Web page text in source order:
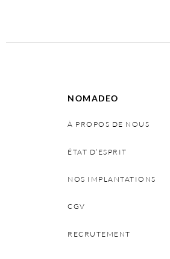
NOMADEO
À PROPOS DE NOUS
ÉTAT D’ESPRIT
NOS IMPLANTATIONS
CGV
RECRUTEMENT